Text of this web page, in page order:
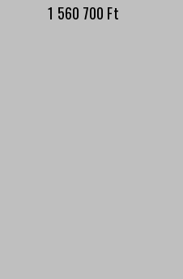
1 560 700 Ft